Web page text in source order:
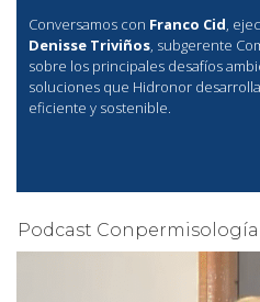
Conversamos con Franco Cid,
Denisse Triviños, subgerente
sobre los principales desafíos
soluciones que Hidronor
eficiente y sostenible.
Podcast Conpermisología